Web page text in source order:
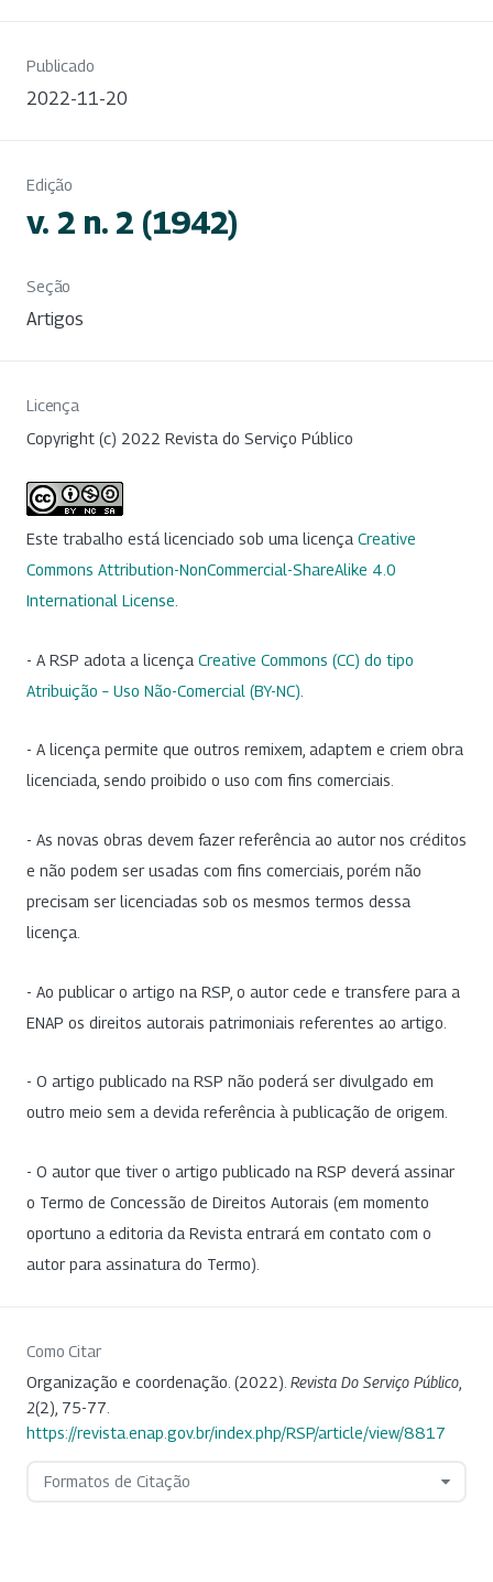
Publicado
2022-11-20
Edição
v. 2 n. 2 (1942)
Seção
Artigos
Licença
Copyright (c) 2022 Revista do Serviço Público
Este trabalho está licenciado sob uma licença Creative
Commons Attribution-NonCommercial-ShareAlike 4.0
International License
- A RSP adota a licença Creative Commons (CC) do tipo
Atribuição – Uso Não-Comercial (BY-NC)
- A licença permite que outros remixem, adaptem e criem obra
licenciada, sendo proibido o uso com fins comerciais.
- As novas obras devem fazer referência ao autor nos créditos
e não podem ser usadas com fins comerciais, porém não
precisam ser licenciadas sob os mesmos termos dessa
licença.
- Ao publicar o artigo na RSP, o autor cede e transfere para a
ENAP os direitos autorais patrimoniais referentes ao artigo.
- O artigo publicado na RSP não poderá ser divulgado em
outro meio sem a devida referência à publicação de origem.
- O autor que tiver o artigo publicado na RSP deverá assinar
o Termo de Concessão de Direitos Autorais (em momento
oportuno a editoria da Revista entrará em contato com o
autor para assinatura do Termo).
Como Citar
Organização e coordenação. (2022). Revista Do Serviço Público
2(2), 75-77.
https://revista.enap.gov.br/index.php/RSP/article/view/8817
Formatos de Citação